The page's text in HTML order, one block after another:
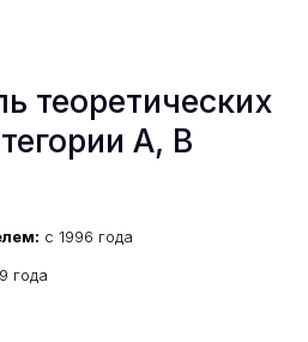
теоретических
А, В
с 1996 года
года